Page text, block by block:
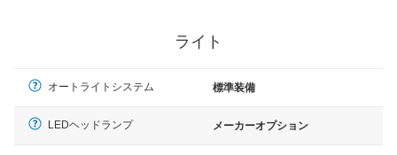
ライト
オートライトシステム 標準装備
LEDヘッドランプ メーカーオプション